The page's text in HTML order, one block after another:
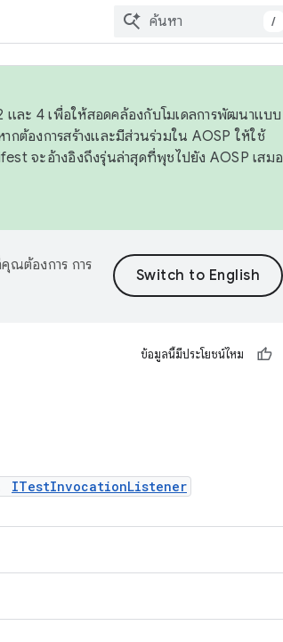
/
และ 4 เพื่อให้สอดคล้องกับโมเดลการพัฒนาแบบ
ต้องการสร้างและมีส่วนร่วมใน AOSP ให้ใช้
จะอ้างอิงถึงรุ่นล่าสุดที่พุชไปยัง AOSP เสมอ
ณต้องการ การ
ข้อมูลนี้มีประโยชน์ไหม
ITestInvocationListener